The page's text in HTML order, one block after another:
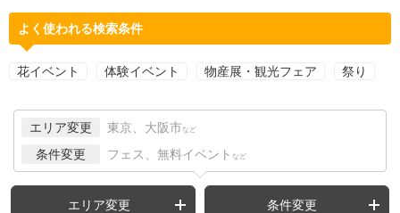
よく使われる検索条件
花イベント 体験イベント 物産展・観光フェア 祭り
エリア変更 東京、大阪市 など
条件変更 フェス、無料イベント など
エリア変更 条件変更